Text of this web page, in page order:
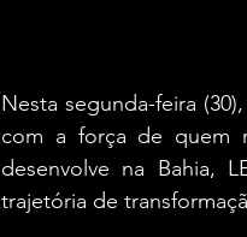
Nesta segunda-feira
com a força de quem
desenvolve na Bahia,
trajetória de